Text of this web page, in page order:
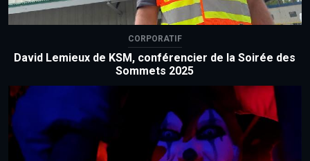
CORPORATIF
David Lemieux de KSM, conférencier de la Soirée des
Sommets 2025